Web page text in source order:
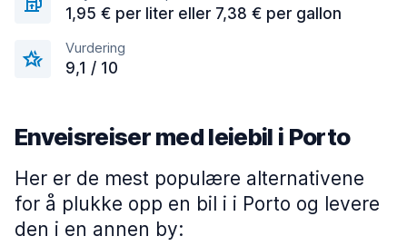
1,95 € per liter eller 7,38 € per gallon
Vurdering
9,1 / 10
Enveisreiser med leiebil i Porto
Her er de mest populære alternativene
for å plukke opp en bil i i Porto og levere
den i en annen by: